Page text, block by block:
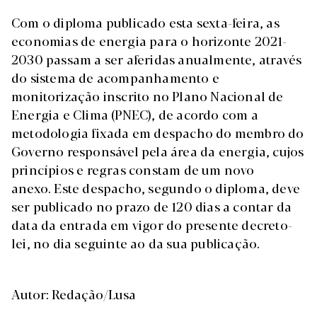
Com o diploma publicado esta sexta-feira, as
economias de energia para o horizonte 2021-
2030 passam a ser aferidas anualmente, através
do sistema de acompanhamento e
monitorização inscrito no Plano Nacional de
Energia e Clima (PNEC), de acordo com a
metodologia fixada em despacho do membro do
Governo responsável pela área da energia, cujos
princípios e regras constam de um novo
anexo. Este despacho, segundo o diploma, deve
ser publicado no prazo de 120 dias a contar da
data da entrada em vigor do presente decreto-
lei, no dia seguinte ao da sua publicação.
Autor: Redação/Lusa